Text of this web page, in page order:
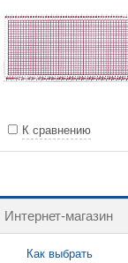
К сравнению
Интернет-магазин
Как выбрать